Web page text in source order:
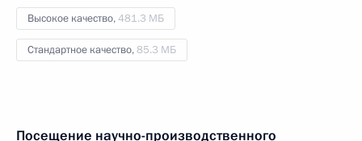
Высокое качество,481.3 МБ
Стандартное качество,85.3 МБ
Посещение научно-производственного